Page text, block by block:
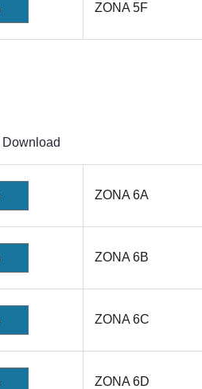
ZONA 5F
Download
ZONA 6A
ZONA 6B
ZONA 6C
ZONA 6D